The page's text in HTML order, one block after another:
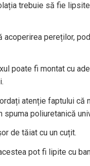
trebuie să fie
acoperirea pereților,
poate fi montat cu
atenție faptului că
poliuretanică
de tăiat cu un cuțit.
pot fi lipite cu